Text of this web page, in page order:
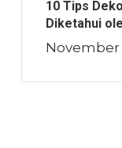
10 Tips
Diketahui
November